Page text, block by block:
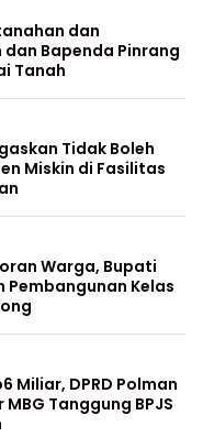
dan
Bapenda Pinrang
Tanah
Tidak Boleh
Miskin di Fasilitas
Warga, Bupati
Pembangunan Kelas
Miliar, DPRD Polman
Tanggung BPJS